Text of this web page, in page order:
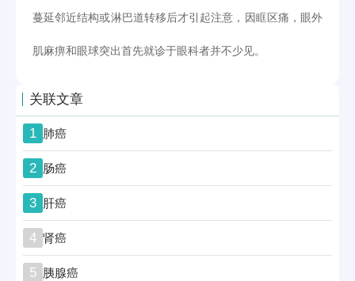
蔓延邻近结构或淋巴道转移后才引起注意，因眶区痛，眼外
肌麻痹和眼球突出首先就诊于眼科者并不少见。
关联文章
1 肺癌
2 肠癌
3 肝癌
4 肾癌
5 胰腺癌